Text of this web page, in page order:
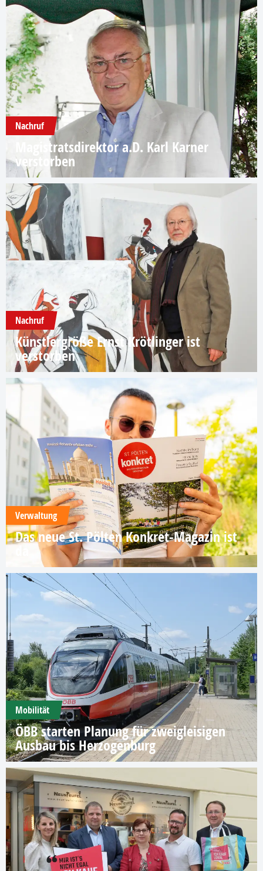
Nachruf
Magistratsdirektor a.D. Karl Karner
verstorben
Nachruf
Künstlergröße Ernst Krötlinger ist
verstorben
Verwaltung
Das neue St. Pölten Konkret-Magazin ist
da
Mobilität
ÖBB starten Planung für zweigleisigen
Ausbau bis Herzogenburg